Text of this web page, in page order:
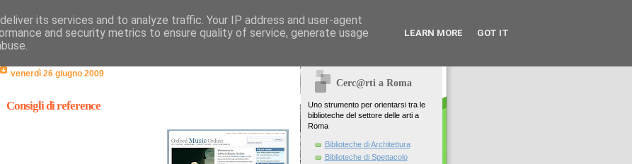
venerdì 26 giugno 2009
Consigli di reference
Cerc@rti a Roma
Uno strumento per orientarsi tra le
biblioteche del settore delle arti a
Roma
Biblioteche di Architettura
Biblioteche di Spettacolo
its services and to analyze traffic. Your IP address and user-agent
and security metrics to ensure quality of service, generate usage
LEARN MORE GOT IT